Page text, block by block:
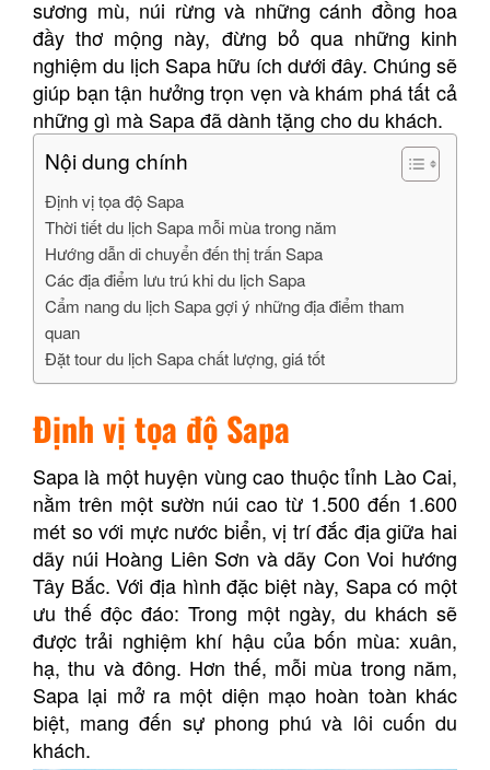
sương mù, núi rừng và những cánh đồng hoa
đầy thơ mộng này, đừng bỏ qua những kinh
nghiệm du lịch Sapa hữu ích dưới đây. Chúng sẽ
giúp bạn tận hưởng trọn vẹn và khám phá tất cả
những gì mà Sapa đã dành tặng cho du khách.
Nội dung chính
Định vị tọa độ Sapa
Thời tiết du lịch Sapa mỗi mùa trong năm
Hướng dẫn di chuyển đến thị trấn Sapa
Các địa điểm lưu trú khi du lịch Sapa
Cẩm nang du lịch Sapa gợi ý những địa điểm tham
quan
Đặt tour du lịch Sapa chất lượng, giá tốt
Định vị tọa độ Sapa
Sapa là một huyện vùng cao thuộc tỉnh Lào Cai,
nằm trên một sườn núi cao từ 1.500 đến 1.600
mét so với mực nước biển, vị trí đắc địa giữa hai
dãy núi Hoàng Liên Sơn và dãy Con Voi hướng
Tây Bắc. Với địa hình đặc biệt này, Sapa có một
ưu thế độc đáo: Trong một ngày, du khách sẽ
được trải nghiệm khí hậu của bốn mùa: xuân,
hạ, thu và đông. Hơn thế, mỗi mùa trong năm,
Sapa lại mở ra một diện mạo hoàn toàn khác
biệt, mang đến sự phong phú và lôi cuốn du
khách.